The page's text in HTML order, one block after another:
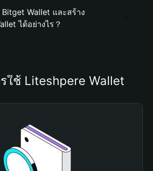
Wallet และสร้าง
ได้อย่างไร？
ใช้ Liteshpere Wallet